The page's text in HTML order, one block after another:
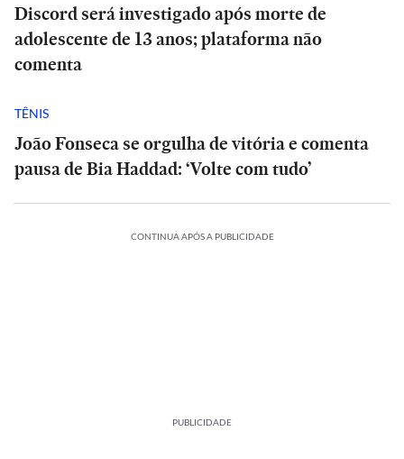
Discord será investigado após morte de
adolescente de 13 anos; plataforma não
comenta
TÊNIS
João Fonseca se orgulha de vitória e comenta
pausa de Bia Haddad: ‘Volte com tudo’
CONTINUA APÓS A PUBLICIDADE
PUBLICIDADE